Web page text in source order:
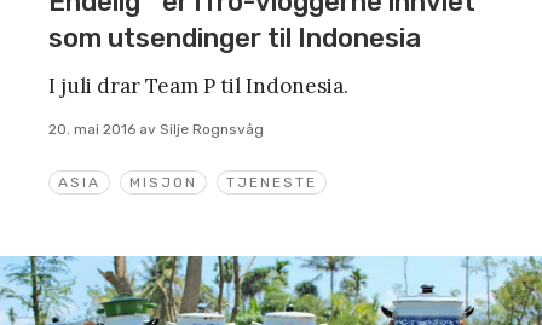
ASIA MISJON TJENESTE
som utsendinger til Indonesia
I juli drar Team P til Indonesia.
20. mai 2016 av Silje Rognsvåg